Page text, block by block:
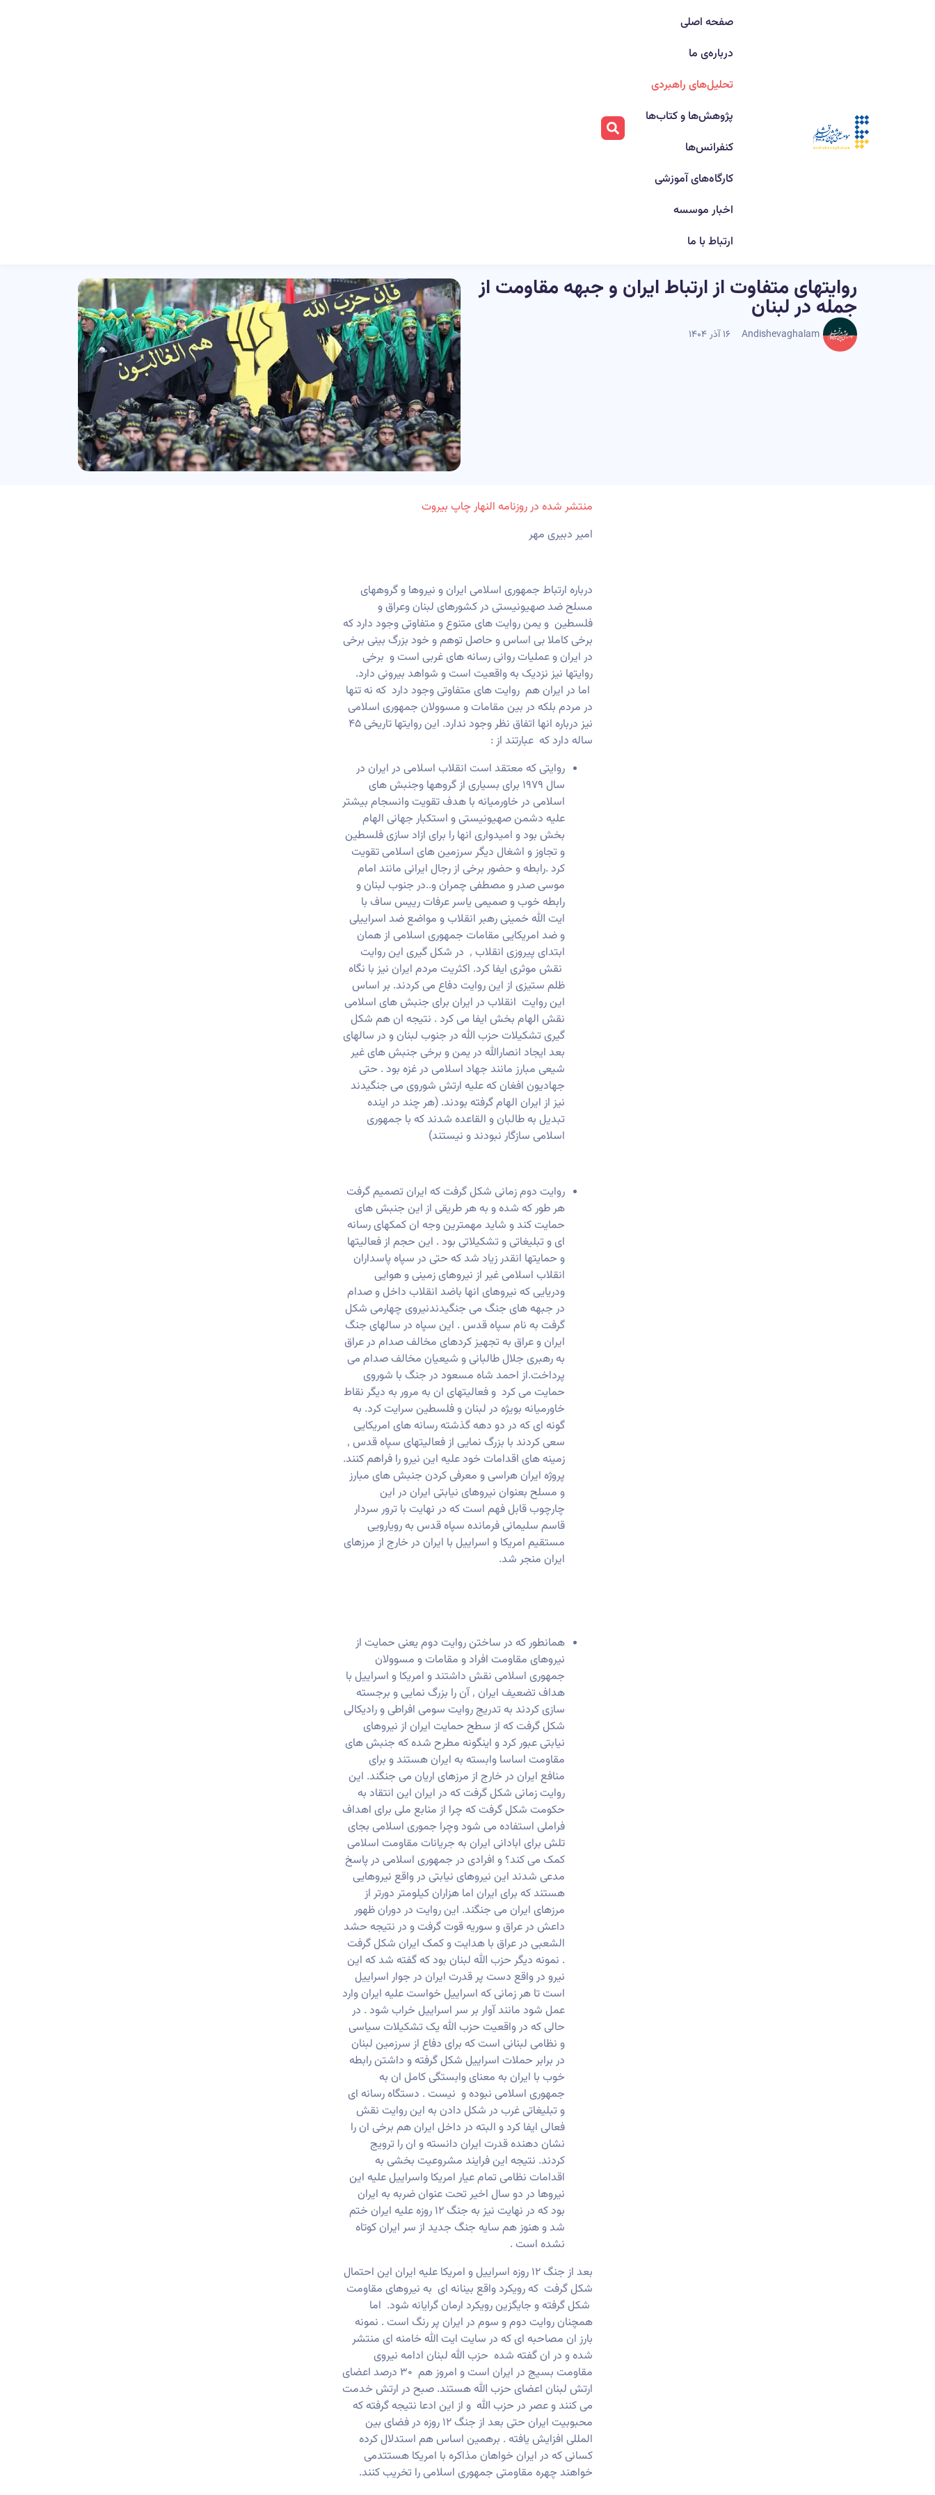
صفحه اصلی
درباره‌ی ما
تحلیل‌های راهبردی
پژوهش‌ها و کتاب‌ها
کنفرانس‌ها
کارگاه‌های آموزشی
اخبار موسسه
ارتباط با ما
روایتهای متفاوت از ارتباط ایران و جبهه مقاومت از
جمله در لبنان
Andishevaghalam ۱۶ آذر ۱۴۰۴
منتشر شده در روزنامه النهار چاپ بیروت
امیر دبیری مهر
درباره ارتباط جمهوری اسلامی ایران و نیروها و گروههای
مسلح ضد صهیونیستی در کشورهای لبنان وعراق و
فلسطین و یمن روایت های متنوع و متفاوتی وجود دارد که
برخی کاملا بی اساس و حاصل توهم و خود بزرگ بینی برخی
در ایران و عملیات روانی رسانه های غربی است و برخی
روایتها نیز نزدیک به واقعیت است و شواهد بیرونی دارد.
اما در ایران هم روایت های متفاوتی وجود دارد که نه تنها
در مردم بلکه در بین مقامات و مسوولان جمهوری اسلامی
نیز درباره انها اتفاق نظر وجود ندارد. این روایتها تاریخی ۴۵
ساله دارد که عبارتند از :
روایتی که معتقد است انقلاب اسلامی در ایران در
سال ۱۹۷۹ برای بسیاری از گروهها وجنبش های
اسلامی در خاورمیانه با هدف تقویت وانسجام بیشتر
علیه دشمن صهیونیستی و استکبار جهانی الهام
بخش بود و امیدواری انها را برای ازاد سازی فلسطین
و تجاوز و اشغال دیگر سرزمین های اسلامی تقویت
کرد .رابطه و حضور برخی از رجال ایرانی مانند امام
موسی صدر و مصطفی چمران و..در جنوب لبنان و
رابطه خوب و صمیمی یاسر عرفات رییس ساف با
ایت الله خمینی رهبر انقلاب و مواضع ضد اسراییلی
و ضد امریکایی مقامات جمهوری اسلامی از همان
ابتدای پیروزی انقلاب ٬ در شکل گیری این روایت
نقش موثری ایفا کرد. اکثریت مردم ایران نیز با نگاه
ظلم ستیزی از این روایت دفاع می کردند. بر اساس
این روایت انقلاب در ایران برای جنبش های اسلامی
نقش الهام بخش ایفا می کرد . نتیجه ان هم شکل
گیری تشکیلات حزب الله در جنوب لبنان و در سالهای
بعد ایجاد انصارالله در یمن و برخی جنبش های غیر
شیعی مبارز مانند جهاد اسلامی در غزه بود . حتی
جهادیون افغان که علیه ارتش شوروی می جنگیدند
نیز از ایران الهام گرفته بودند. (هر چند در اینده
تبدیل به طالبان و القاعده شدند که با جمهوری
اسلامی سازگار نبودند و نیستند)
روایت دوم زمانی شکل گرفت که ایران تصمیم گرفت
هر طور که شده و به هر طریقی از این جنبش های
حمایت کند و شاید مهمترین وجه ان کمکهای رسانه
ای و تبلیغاتی و تشکیلاتی بود . این حجم از فعالیتها
و حمایتها انقدر زیاد شد که حتی در سپاه پاسداران
انقلاب اسلامی غیر از نیروهای زمینی و هوایی
ودریایی که نیروهای انها باضد انقلاب داخل و صدام
در جبهه های جنگ می جنگیدندنیروی چهارمی شکل
گرفت به نام سپاه قدس . این سپاه در سالهای جنگ
ایران و عراق به تجهیز کردهای مخالف صدام در عراق
به رهبری جلال طالبانی و شیعیان مخالف صدام می
پرداخت.از احمد شاه مسعود در جنگ با شوروی
حمایت می کرد و فعالیتهای ان به مرور به دیگر نقاط
خاورمیانه بویژه در لبنان و فلسطین سرایت کرد. به
گونه ای که در دو دهه گذشته رسانه های امریکایی
سعی کردند با بزرگ نمایی از فعالیتهای سپاه قدس ٬
زمینه های اقدامات خود علیه این نیرو را فراهم کنند.
پروژه ایران هراسی و معرفی کردن جنبش های مبارز
و مسلح بعنوان نیروهای نیابتی ایران در این
چارچوب قابل فهم است که در نهایت با ترور سردار
قاسم سلیمانی فرمانده سپاه قدس به رویارویی
مستقیم امریکا و اسراییل با ایران در خارج از مرزهای
ایران منجر شد.
همانطور که در ساختن روایت دوم یعنی حمایت از
نیروهای مقاومت افراد و مقامات و مسوولان
جمهوری اسلامی نقش داشتند و امریکا و اسراییل با
هداف تضعیف ایران ٬ آن را بزرگ نمایی و برجسته
سازی کردند به تدریج روایت سومی افراطی و رادیکالی
شکل گرفت که از سطح حمایت ایران از نیروهای
نیابتی عبور کرد و اینگونه مطرح شده که جنبش های
مقاومت اساسا وابسته به ایران هستند و برای
منافع ایران در خارج از مرزهای اریان می جنگند. این
روایت زمانی شکل گرفت که در ایران این انتقاد به
حکومت شکل گرفت که چرا از منابع ملی برای اهداف
فراملی استفاده می شود وچرا جموری اسلامی بجای
تلش برای ابادانی ایران به جریانات مقاومت اسلامی
کمک می کند؟ و افرادی در جمهوری اسلامی در پاسخ
مدعی شدند این نیروهای نیابتی در واقع نیروهایی
هستند که برای ایران اما هزاران کیلومتر دورتر از
مرزهای ایران می جنگند. این روایت در دوران ظهور
داعش در عراق و سوریه قوت گرفت و در نتیجه حشد
الشعبی در عراق با هدایت و کمک ایران شکل گرفت
. نمونه دیگر حزب الله لبنان بود که گفته شد که این
نیرو در واقع دست پر قدرت ایران در جوار اسراییل
است تا هر زمانی که اسراییل خواست علیه ایران وارد
عمل شود مانند آوار بر سر اسراییل خراب شود . در
حالی که در واقعیت حزب الله یک تشکیلات سیاسی
و نظامی لبنانی است که برای دفاع از سرزمین لبنان
در برابر حملات اسراییل شکل گرفته و داشتن رابطه
خوب با ایران به معنای وابستگی کامل ان به
جمهوری اسلامی نبوده و نیست . دستگاه رسانه ای
و تبلیغاتی غرب در شکل دادن به این روایت نقش
فعالی ایفا کرد و البته در داخل ایران هم برخی ان را
نشان دهنده قدرت ایران دانسته و ان را ترویج
کردند. نتیجه این فرایند مشروعیت بخشی به
اقدامات نظامی تمام عیار امریکا واسراییل علیه این
نیروها در دو سال اخیر تحت عنوان ضربه به ایران
بود که در نهایت نیز به جنگ ۱۲ روزه علیه ایران ختم
شد و هنوز هم سایه جنگ جدید از سر ایران کوتاه
نشده است .
بعد از جنگ ۱۲ روزه اسراییل و امریکا علیه ایران این احتمال
شکل گرفت که رویکرد واقع بینانه ای به نیروهای مقاومت
شکل گرفته و جایگزین رویکرد ارمان گرایانه شود. اما
همچنان روایت دوم و سوم در ایران پر رنگ است . نمونه
بارز ان مصاحبه ای که در سایت ایت الله خامنه ای منتشر
شده و در ان گفته شده حزب الله لبنان ادامه نیروی
مقاومت بسیج در ایران است و امروز هم ۳۰ درصد اعضای
ارتش لبنان اعضای حزب الله هستند. صبح در ارتش خدمت
می کنند و عصر در حزب الله و از این ادعا نتیجه گرفته که
محبوبیت ایران حتی بعد از جنگ ۱۲ روزه در فضای بین
المللی افزایش یافته . برهمین اساس هم استدلال کرده
کسانی که در ایران خواهان مذاکره با امریکا هستتدمی
خواهند چهره مقاومتی جمهوری اسلامی را تخریب کنند.